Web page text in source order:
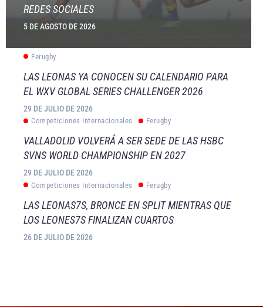
REDES SOCIALES
5 DE AGOSTO DE 2026
Ferugby
LAS LEONAS YA CONOCEN SU CALENDARIO PARA
EL WXV GLOBAL SERIES CHALLENGER 2026
29 DE JULIO DE 2026
Competiciones Internacionales Ferugby
VALLADOLID VOLVERÁ A SER SEDE DE LAS HSBC
SVNS WORLD CHAMPIONSHIP EN 2027
29 DE JULIO DE 2026
Competiciones Internacionales Ferugby
LAS LEONAS7S, BRONCE EN SPLIT MIENTRAS QUE
LOS LEONES7S FINALIZAN CUARTOS
26 DE JULIO DE 2026